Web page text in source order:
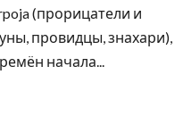
(прорицатели и
провидцы, знахари),
начала...